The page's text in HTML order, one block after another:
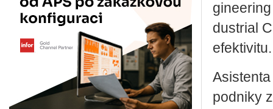
dustrial
efek­ti­vi­tu.
pod­ni­ky